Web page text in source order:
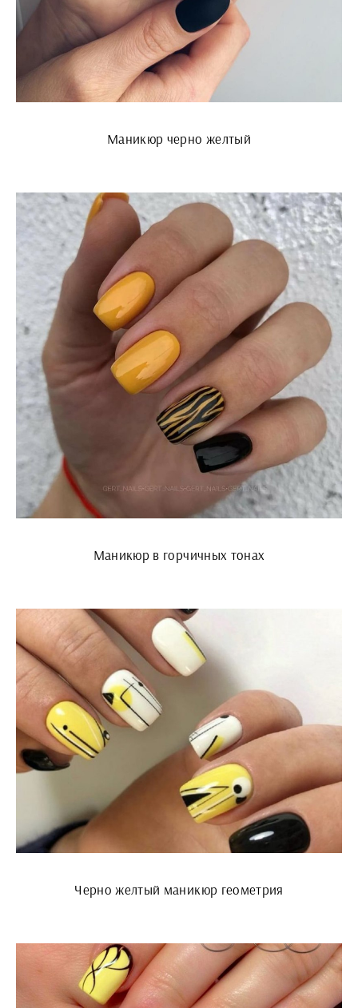
Маникюр черно желтый
Маникюр в горчичных тонах
Черно желтый маникюр геометрия